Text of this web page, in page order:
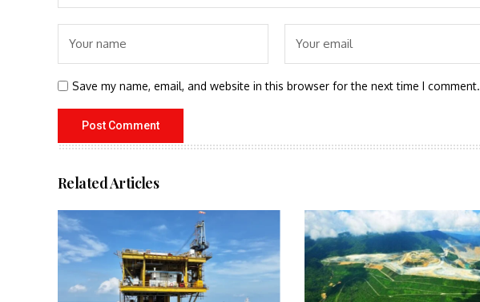
Save my name, email, and website in this browser for the next time I comment.
Related Articles